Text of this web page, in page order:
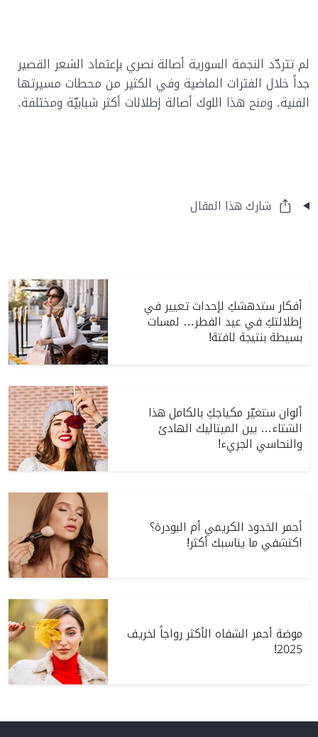
لم تتردّد النجمة السورية أصالة نصري بإعتماد الشعر القصير
جداً خلال الفترات الماضية وفي الكثير من محطات مسيرتها
الفنية. ومنح هذا اللوك أصالة إطلالات أكثر شبابيّة ومختلفة.
شارك هذا المقال
أفكار ستدهشكِ لإحداث تغيير في
إطلالتكِ في عيد الفطر… لمسات
بسيطة بنتيجة لافتة!
ألوان ستغيّر مكياجكِ بالكامل هذا
الشتاء… بين الميتاليك الهادئ
والنحاسي الجريء!
أحمر الخدود الكريمي أم البودرة؟
اكتشفي ما يناسبك أكثر!
موضة أحمر الشفاه الأكثر رواجاً لخريف
2025!